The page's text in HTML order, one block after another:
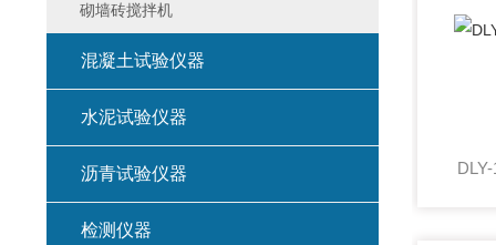
砌墙砖搅拌机
混凝土试验仪器
水泥试验仪器
沥青试验仪器
检测仪器